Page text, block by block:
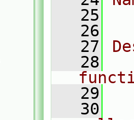
   25
   26
   27
   28
   29
   30